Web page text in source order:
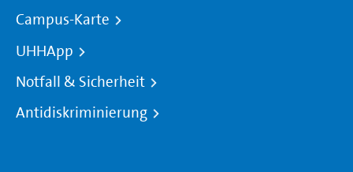
Campus-Karte
UHHApp
Notfall & Sicherheit
Antidiskriminierung